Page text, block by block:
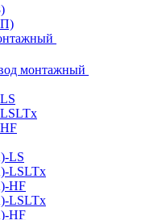
монтажный
LS
LSLTx
HF
LSLTx
HF